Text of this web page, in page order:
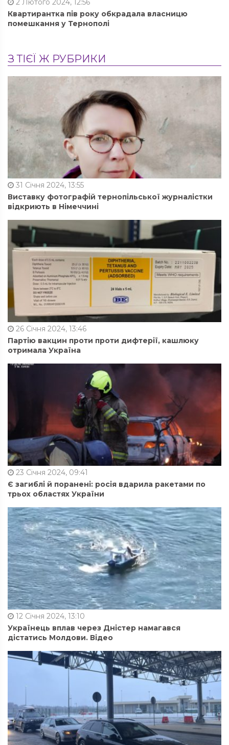
2 Лютого 2024, 12:56
Квартирантка пів року обкрадала власницю
помешкання у Тернополі
З ТІЄЇ Ж РУБРИКИ
31 Січня 2024, 13:55
Виставку фотографій тернопільської журналістки
відкриють в Німеччині
26 Січня 2024, 13:46
Партію вакцин проти проти дифтерії, кашлюку
отримала Україна
23 Січня 2024, 09:41
Є загиблі й поранені: росія вдарила ракетами по
трьох областях України
12 Січня 2024, 13:10
Українець вплав через Дністер намагався
дістатись Молдови. Відео